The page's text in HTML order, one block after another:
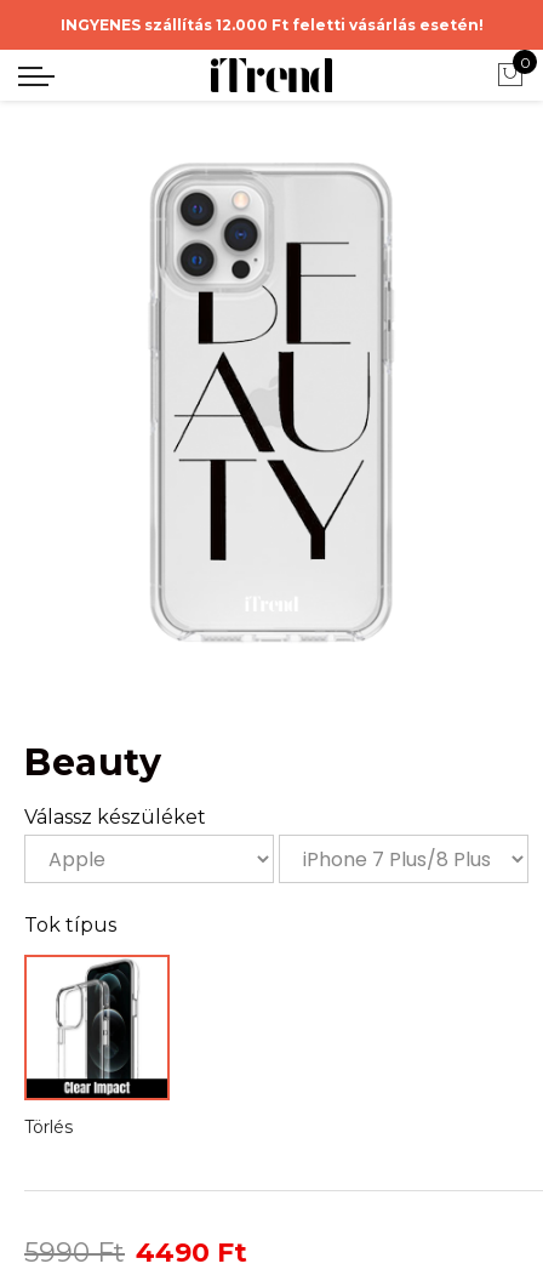
INGYENES szállítás 12.000 Ft feletti vásárlás esetén!
0
Beauty
Válassz készüléket
Tok típus
Törlés
5990Ft Original
4490 Ft